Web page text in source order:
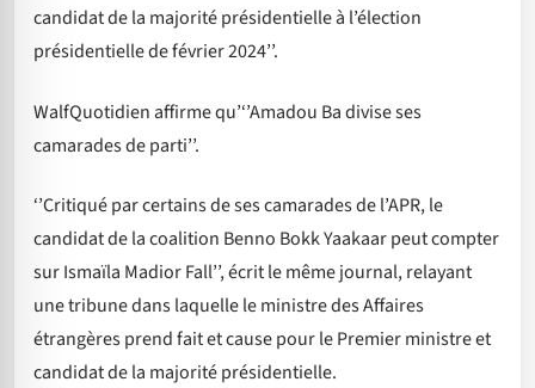
candidat de la majorité présidentielle à l’élection
présidentielle de février 2024’’.
WalfQuotidien affirme qu’‘’Amadou Ba divise ses
camarades de parti’’.
‘’Critiqué par certains de ses camarades de l’APR, le
candidat de la coalition Benno Bokk Yaakaar peut compter
sur Ismaïla Madior Fall’’, écrit le même journal, relayant
une tribune dans laquelle le ministre des Affaires
étrangères prend fait et cause pour le Premier ministre et
candidat de la majorité présidentielle.